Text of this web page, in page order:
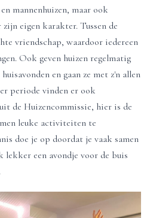
mannenhuizen, maar ook
zijn eigen karakter. Tussen de
vriendschap, waardoor iedereen
Ook geven huizen regelmatig
en gaan ze met z'n allen
periode vinden er ook
de Huizencommissie, hier is de
leuke activiteiten te
doe je op doordat je vaak samen
een avondje voor de buis